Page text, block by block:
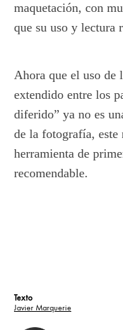
maquetación, con
que su uso y lectura
Ahora que el uso de
extendido entre los
diferido” ya no es
de la fotografía, este
herramienta de
recomendable.
Texto
Javier Marquerie